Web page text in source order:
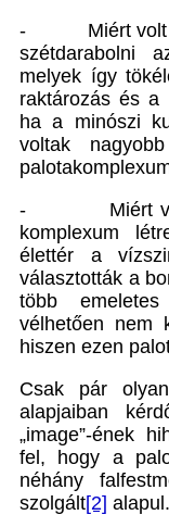
- Miért volt
szétdarabolni
melyek így
raktározás és a
ha a minószi
voltak
- Miért volt
komplexum
élettér a
választották a
több
vélhetően nem
hiszen ezen
Csak pár
alapjaiban
„image”-ének
fel, hogy a
néhány
szolgált[2] alapul.